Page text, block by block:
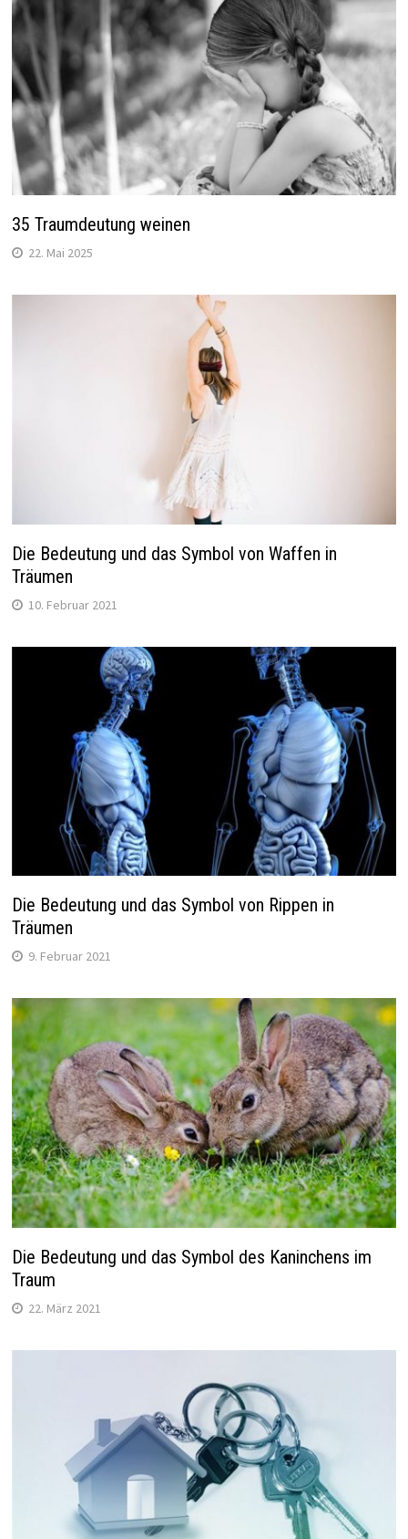
35 Traumdeutung weinen
22. Mai 2025
Die Bedeutung und das Symbol von Waffen in
Träumen
10. Februar 2021
Die Bedeutung und das Symbol von Rippen in
Träumen
9. Februar 2021
Die Bedeutung und das Symbol des Kaninchens im
Traum
22. März 2021